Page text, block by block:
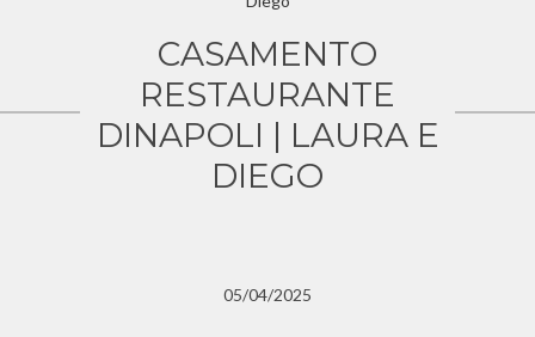
CASAMENTO
RESTAURANTE
DINAPOLI | LAURA E
DIEGO
05/04/2025